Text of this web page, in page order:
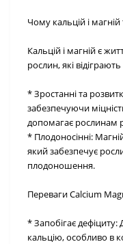
Чому кальцій і магній
Кальцій і магній є
рослин, які
* Зростанні та
забезпечуючи
допомагає рослинам
* Плодоносінні:
який забезпечує
плодоношення.
Переваги Calcium
* Запобігає
кальцію, особливо в